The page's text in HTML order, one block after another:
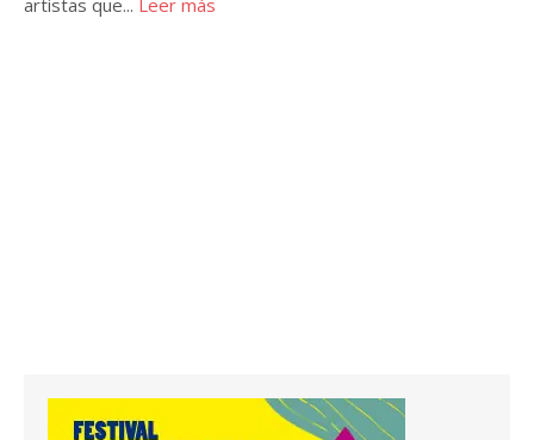
artistas que... Leer más